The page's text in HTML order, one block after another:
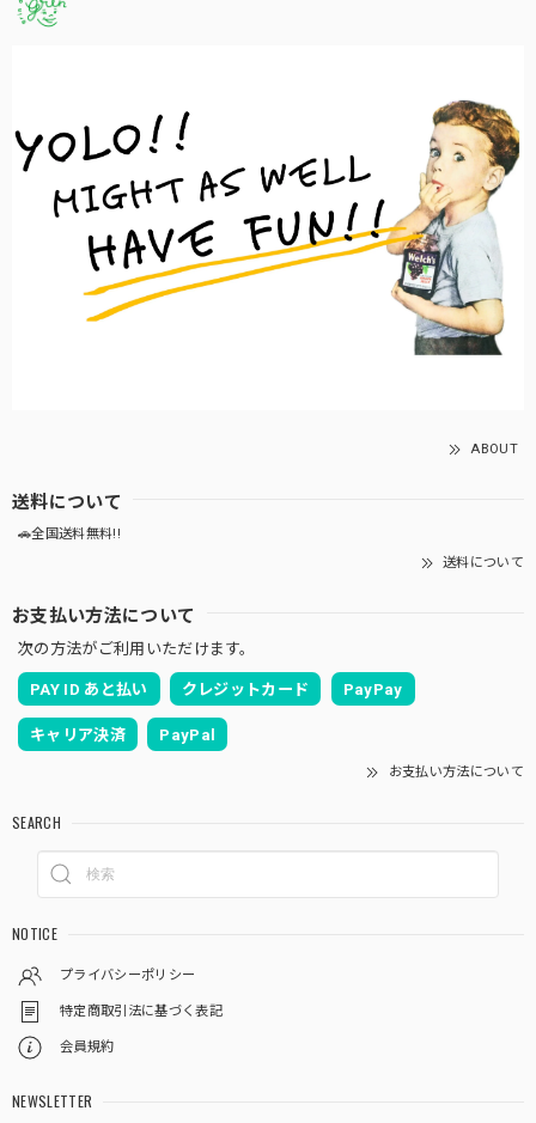
ABOUT
送料について
🚗全国送料無料!!
送料について
お支払い方法について
次の方法がご利用いただけます。
PAY ID あと払い クレジットカード PayPay
キャリア決済 PayPal
お支払い方法について
SEARCH
NOTICE
プライバシーポリシー
特定商取引法に基づく表記
会員規約
NEWSLETTER